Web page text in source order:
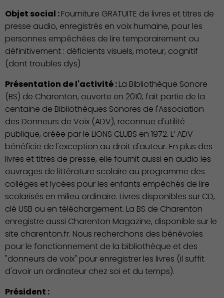
Objet social :Fourniture GRATUITE de livres et titres de
presse audio, enregistrés en voix humaine, pour les
personnes empêchées de lire temporairement ou
définitivement : déficients visuels, moteur, cognitif
(dont troubles dys)
Présentation de l'activité :La Bibliothèque Sonore
(BS) de Charenton, ouverte en 2010, fait partie de la
centaine de Bibliothèques Sonores de l'Association
des Donneurs de Voix (ADV), reconnue d'utilité
publique, créée par le LIONS CLUBS en 1972. L’ ADV
bénéficie de l'exception au droit d'auteur. En plus des
livres et titres de presse, elle fournit aussi en audio les
ouvrages de littérature scolaire au programme des
collèges et lycées pour les enfants empêchés de lire
scolarisés en milieu ordinaire. Livres disponibles sur CD,
clé USB ou en téléchargement. La BS de Charenton
enregistre aussi Charenton Magazine, disponible sur le
site charenton.fr. Nous recherchons des bénévoles
pour le fonctionnement de la bibliothèque et des
"donneurs de voix" pour enregistrer les livres (il suffit
d'avoir un ordinateur chez soi et du temps).
Président :